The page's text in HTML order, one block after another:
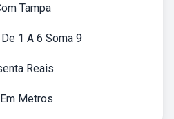
Tampa
1 A 6 Soma 9
Reais
Metros